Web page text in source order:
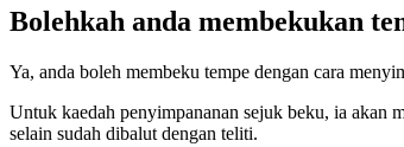
Bolehkah anda membekukan
Ya, anda boleh membeku tempe dengan cara
Untuk kaedah penyimpananan sejuk beku, ia akan
selain sudah dibalut dengan teliti.